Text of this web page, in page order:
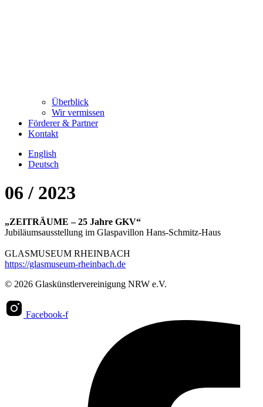
Überblick
Wir vermissen
Förderer & Partner
Kontakt
English
Deutsch
06 / 2023
„ZEITRÄUME – 25 Jahre GKV“
Jubiläumsausstellung im Glaspavillon Hans-Schmitz-Haus
GLASMUSEUM RHEINBACH
https://glasmuseum-rheinbach.de
© 2026 Glaskünstlervereinigung NRW e.V.
Facebook-f